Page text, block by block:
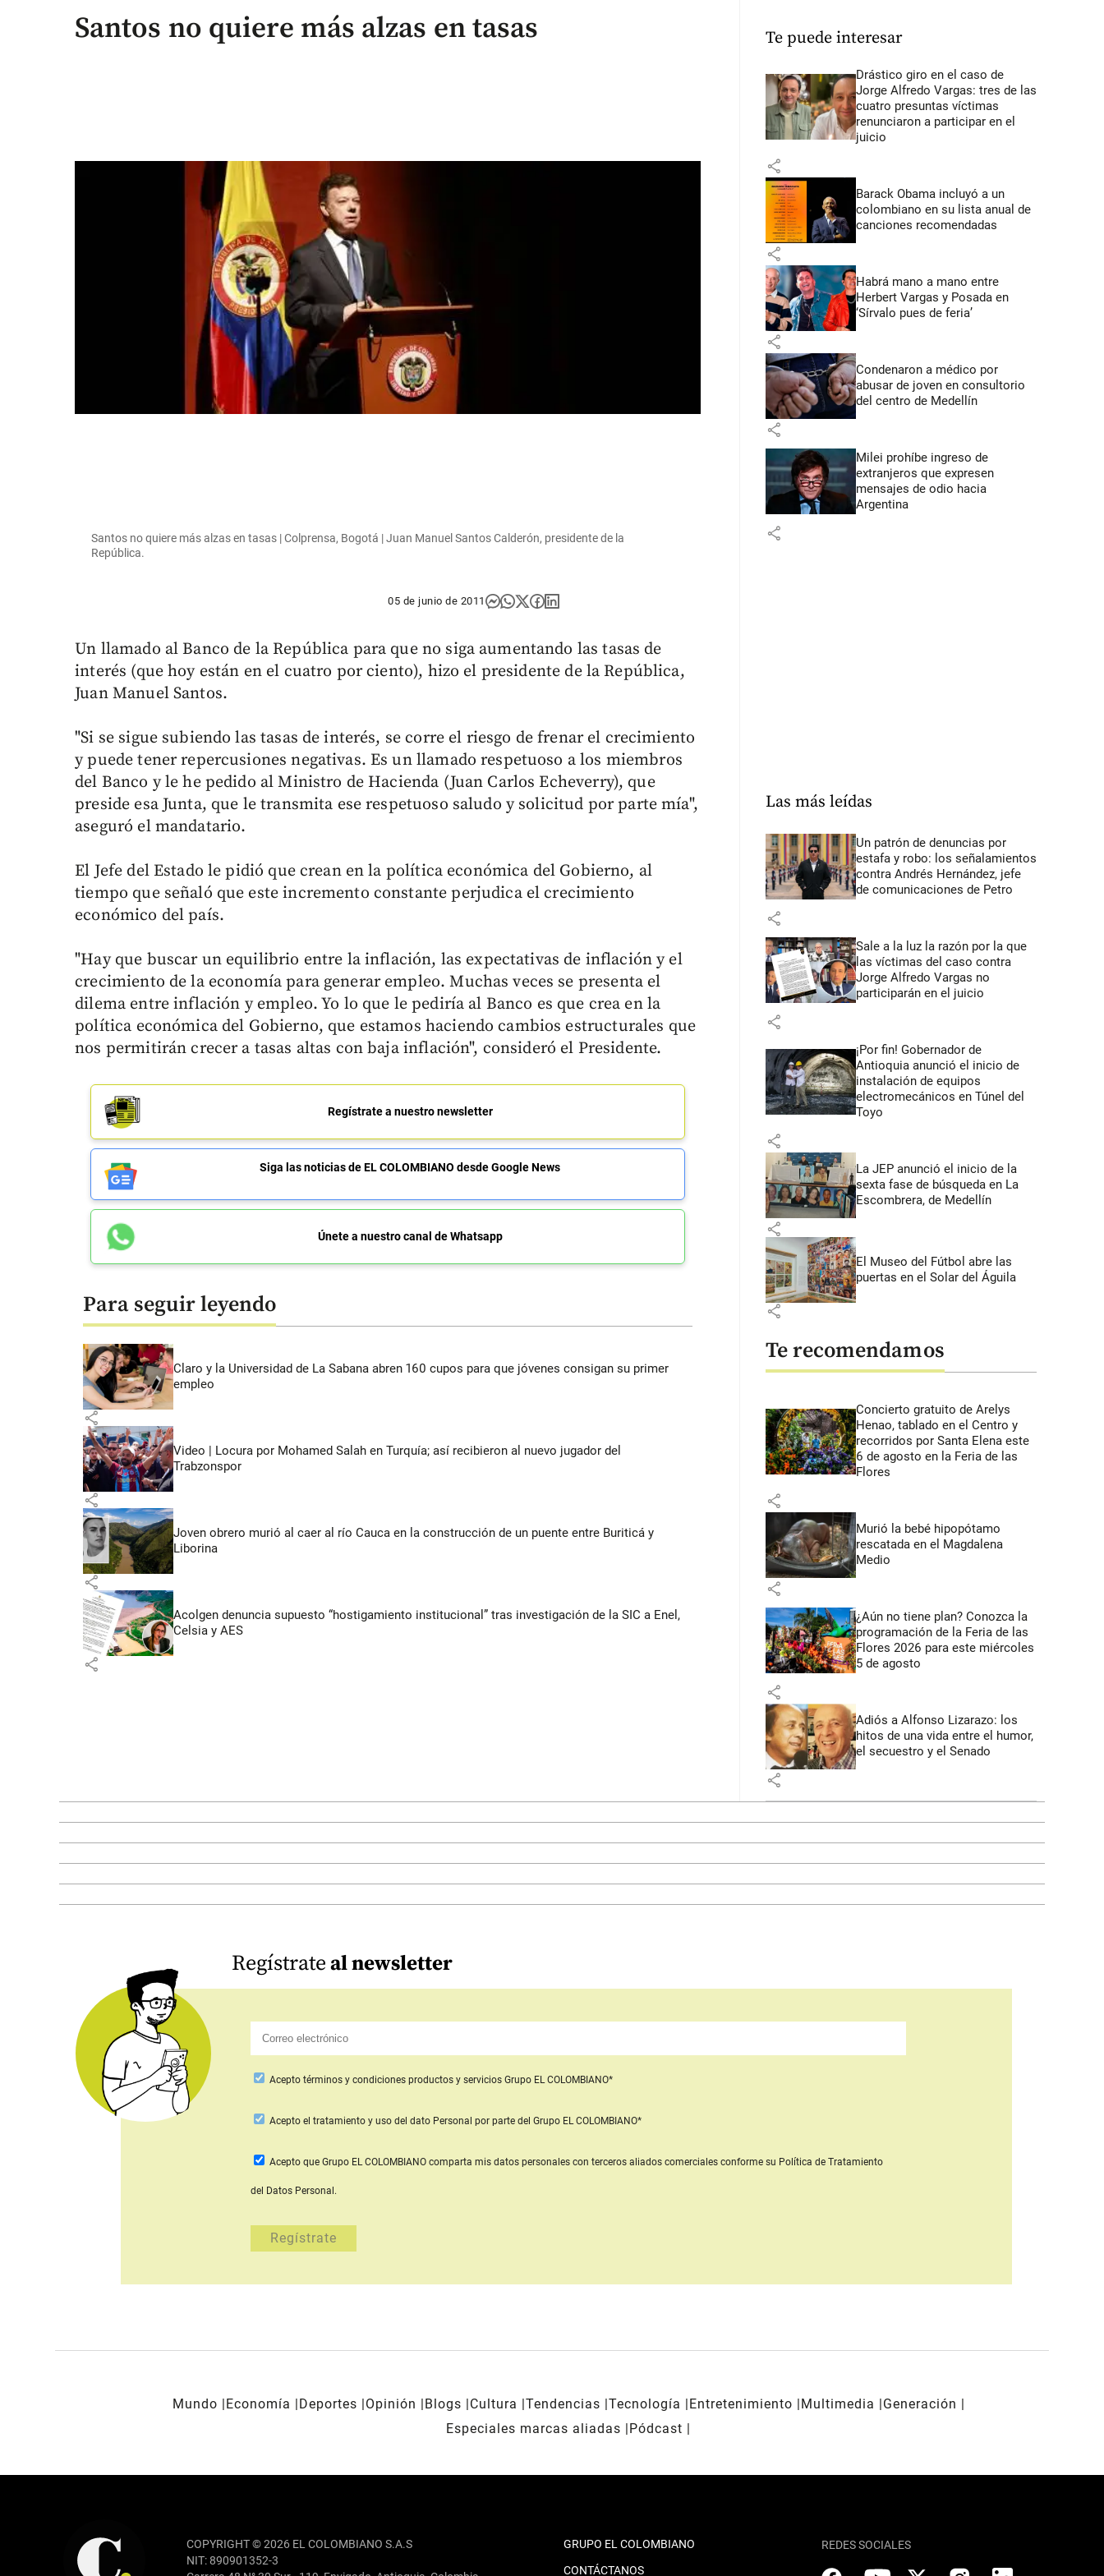
Santos no quiere más alzas en tasas
Santos no quiere más alzas en tasas | Colprensa, Bogotá | Juan Manuel Santos Calderón, presidente de la
República.
05 de junio de 2011
Un llamado al Banco de la República para que no siga aumentando las tasas de
interés (que hoy están en el cuatro por ciento), hizo el presidente de la República,
Juan Manuel Santos.
"Si se sigue subiendo las tasas de interés, se corre el riesgo de frenar el crecimiento
y puede tener repercusiones negativas. Es un llamado respetuoso a los miembros
del Banco y le he pedido al Ministro de Hacienda (Juan Carlos Echeverry), que
preside esa Junta, que le transmita ese respetuoso saludo y solicitud por parte mía",
aseguró el mandatario.
El Jefe del Estado le pidió que crean en la política económica del Gobierno, al
tiempo que señaló que este incremento constante perjudica el crecimiento
económico del país.
"Hay que buscar un equilibrio entre la inflación, las expectativas de inflación y el
crecimiento de la economía para generar empleo. Muchas veces se presenta el
dilema entre inflación y empleo. Yo lo que le pediría al Banco es que crea en la
política económica del Gobierno, que estamos haciendo cambios estructurales que
nos permitirán crecer a tasas altas con baja inflación", consideró el Presidente.
Regístrate a nuestro newsletter
Siga las noticias de EL COLOMBIANO desde Google News
Únete a nuestro canal de Whatsapp
Para seguir leyendo
Claro y la Universidad de La Sabana abren 160 cupos para que jóvenes consigan su primer
empleo
share
Video | Locura por Mohamed Salah en Turquía; así recibieron al nuevo jugador del
Trabzonspor
share
Joven obrero murió al caer al río Cauca en la construcción de un puente entre Buriticá y
Liborina
share
Acolgen denuncia supuesto “hostigamiento institucional” tras investigación de la SIC a Enel,
Celsia y AES
share
Te puede interesar
Drástico giro en el caso de
Jorge Alfredo Vargas: tres de las
cuatro presuntas víctimas
renunciaron a participar en el
juicio
share
Barack Obama incluyó a un
colombiano en su lista anual de
canciones recomendadas
share
Habrá mano a mano entre
Herbert Vargas y Posada en
‘Sírvalo pues de feria’
share
Condenaron a médico por
abusar de joven en consultorio
del centro de Medellín
share
Milei prohíbe ingreso de
extranjeros que expresen
mensajes de odio hacia
Argentina
share
Las más leídas
Un patrón de denuncias por
estafa y robo: los señalamientos
contra Andrés Hernández, jefe
de comunicaciones de Petro
share
Sale a la luz la razón por la que
las víctimas del caso contra
Jorge Alfredo Vargas no
participarán en el juicio
share
¡Por fin! Gobernador de
Antioquia anunció el inicio de
instalación de equipos
electromecánicos en Túnel del
Toyo
share
La JEP anunció el inicio de la
sexta fase de búsqueda en La
Escombrera, de Medellín
share
El Museo del Fútbol abre las
puertas en el Solar del Águila
share
Te recomendamos
Concierto gratuito de Arelys
Henao, tablado en el Centro y
recorridos por Santa Elena este
6 de agosto en la Feria de las
Flores
share
Murió la bebé hipopótamo
rescatada en el Magdalena
Medio
share
¿Aún no tiene plan? Conozca la
programación de la Feria de las
Flores 2026 para este miércoles
5 de agosto
share
Adiós a Alfonso Lizarazo: los
hitos de una vida entre el humor,
el secuestro y el Senado
share
Regístrateal newsletter
Acepto términos y condiciones productos y servicios Grupo EL COLOMBIANO*
Aceptoel tratamiento y uso del dato Personal por parte del Grupo EL COLOMBIANO*
Acepto que Grupo EL COLOMBIANO comparta mis datos personales con terceros aliados comercialesconforme su Política de Tratamiento
del Datos Personal.
Mundo Economía Deportes Opinión Blogs Cultura Tendencias Tecnología Entretenimiento Multimedia
Generación
Especiales marcas aliadas
Pódcast
COPYRIGHT © 2026 EL COLOMBIANO S.A.S
NIT: 890901352-3
GRUPO EL COLOMBIANO
CONTÁCTANOS
REDES SOCIALES